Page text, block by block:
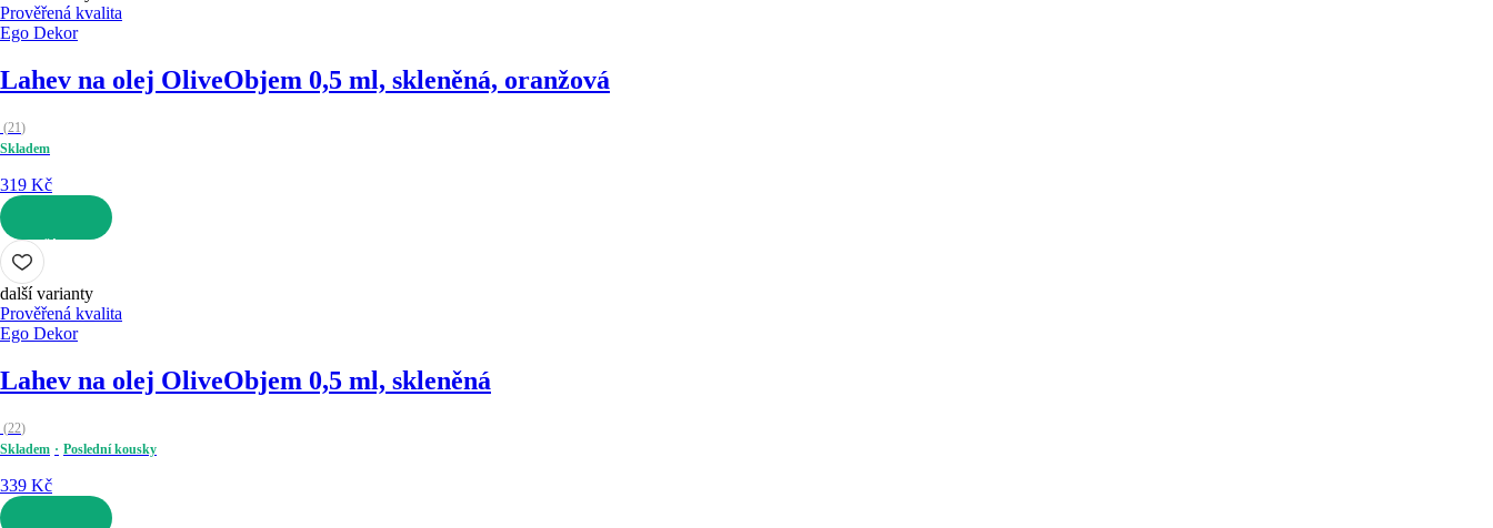
Prověřená kvalita
Ego Dekor
Lahev na olej OliveObjem 0,5 ml, skleněná, oranžová
(21)
Skladem
319 Kč
DO KOŠÍKU
další varianty
Prověřená kvalita
Ego Dekor
Lahev na olej OliveObjem 0,5 ml, skleněná
(22)
Skladem
Poslední kousky
339 Kč